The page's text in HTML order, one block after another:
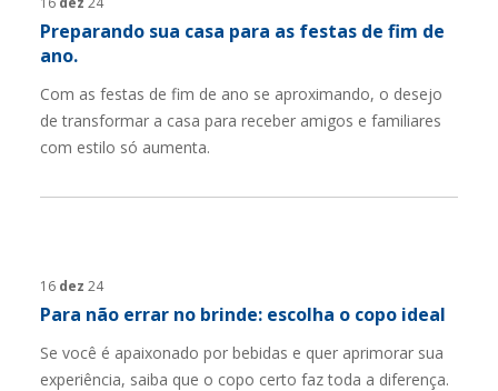
Preparando sua casa para as festas de fim de
ano.
Com as festas de fim de ano se aproximando, o desejo
de transformar a casa para receber amigos e familiares
com estilo só aumenta.
16 dez 24
Para não errar no brinde: escolha o copo ideal
Se você é apaixonado por bebidas e quer aprimorar sua
experiência, saiba que o copo certo faz toda a diferença.